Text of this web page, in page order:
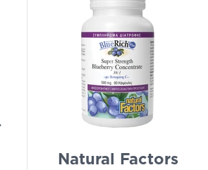
Natural Factors